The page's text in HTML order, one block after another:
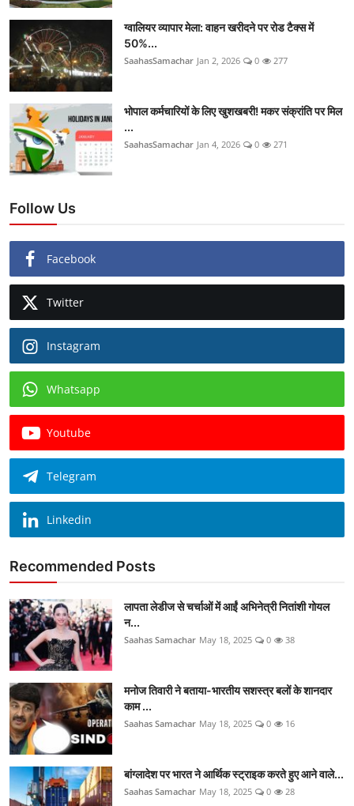
ग्वालियर व्यापार मेला: वाहन खरीदने पर रोड टैक्स में
50%...
SaahasSamachar Jan 2, 2026 0 277
भोपाल कर्मचारियों के लिए खुशखबरी! मकर संक्रांति पर मिल
...
SaahasSamachar Jan 4, 2026 0 271
Follow Us
Facebook
Twitter
Instagram
Whatsapp
Youtube
Telegram
Linkedin
Recommended Posts
लापता लेडीज से चर्चाओं में आईं अभिनेत्री नितांशी गोयल
न...
Saahas Samachar May 18, 2025 0 38
मनोज तिवारी ने बताया-भारतीय सशस्त्र बलों के शानदार
काम ...
Saahas Samachar May 18, 2025 0 16
बांग्लादेश पर भारत ने आर्थिक स्ट्राइक करते हुए आने वाले...
Saahas Samachar May 18, 2025 0 28